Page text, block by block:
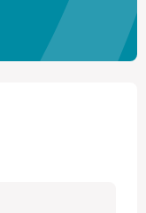
sa piste de
2,3
longue ligne
la puissance de la